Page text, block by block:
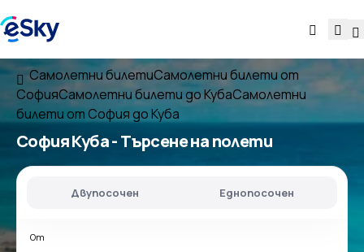
Самолетни билетиСамолетни билети от
СофияСамолетни билети до КубаСамолетни
билети от София до Куба
София Куба- Търсене на полети
Двупосочен Еднопосочен
От